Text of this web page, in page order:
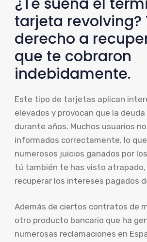
tarjeta revolving?
derecho a
que te cobraron
indebidamente.
Este tipo de tarjetas aplican
elevados y provocan que la
durante años. Muchos usuarios
informados correctamente, lo
numerosos juicios ganados por
tú también te has visto atrapado,
recuperar los intereses pagados
Además de ciertos contratos de
otro producto bancario que ha
numerosas reclamaciones en